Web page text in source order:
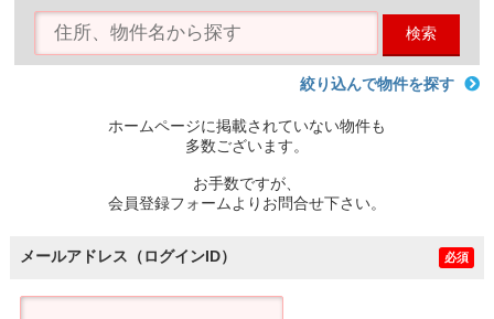
検索
絞り込んで物件を探す
ホームページに掲載されていない物件も
多数ございます。
お手数ですが、
会員登録フォームよりお問合せ下さい。
メールアドレス（ログインID） 必須